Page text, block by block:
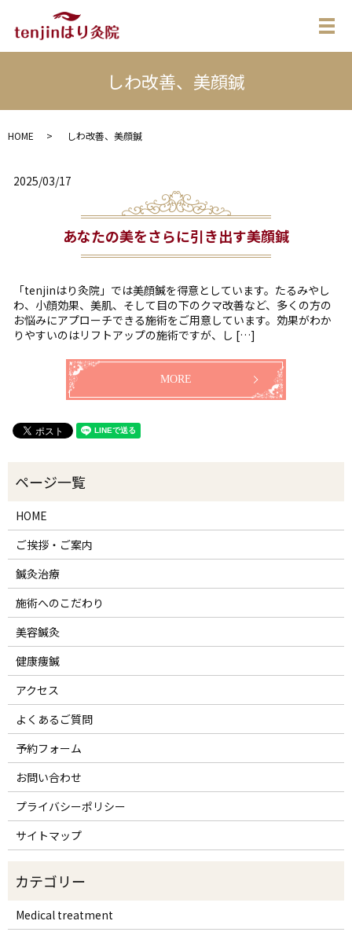
メ
しわ改善、美顔鍼
HOME しわ改善、美顔鍼
2025/03/17
あなたの美をさらに引き出す美顔鍼
「tenjinはり灸院」では美顔鍼を得意としています。たるみやし
わ、小顔効果、美肌、そして目の下のクマ改善など、多くの方の
お悩みにアプローチできる施術をご用意しています。効果がわか
りやすいのはリフトアップの施術ですが、し […]
MORE
HOME
ご挨拶・ご案内
鍼灸治療
施術へのこだわり
美容鍼灸
健康痩鍼
アクセス
よくあるご質問
予約フォーム
お問い合わせ
プライバシーポリシー
サイトマップ
Medical treatment